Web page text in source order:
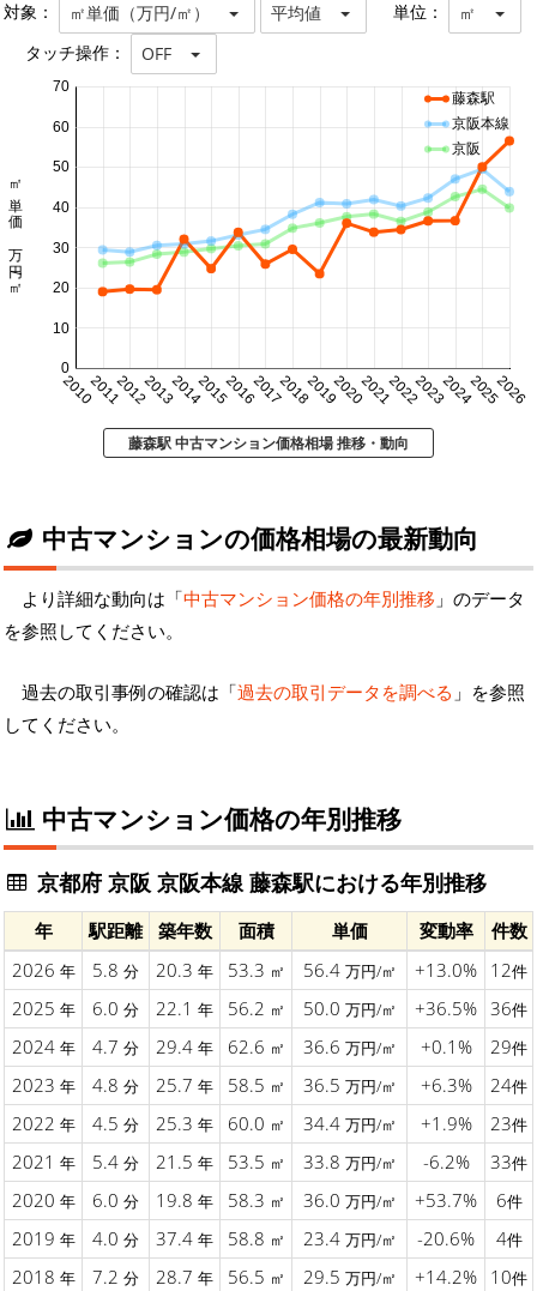
対象： ㎡単価（万円/㎡） 平均値 単位： ㎡
タッチ操作： OFF
20102011201220132014201520162017201820192020202120222023202420252026
0
10
20
30
40
50
60
70
㎡単価 万円/㎡
藤森駅
京阪本線
京阪
藤森駅 中古マンション価格相場 推移・動向
中古マンションの価格相場の最新動向
より詳細な動向は「中古マンション価格の年別推移 」のデータ
を参照してください。
過去の取引事例の確認は「過去の取引データを調べる 」を参照
してください。
中古マンション価格の年別推移
京都府 京阪 京阪本線 藤森駅における年別推移
年 駅距離 築年数 面積 単価 変動率
件数
2026 年 5.8 分 20.3 年 53.3 ㎡ 56.4 万円/㎡ +13.0% 12件
2025 年 6.0 分 22.1 年 56.2 ㎡ 50.0 万円/㎡ +36.5% 36件
2024 年 4.7 分 29.4 年 62.6 ㎡ 36.6 万円/㎡ +0.1% 29件
2023 年 4.8 分 25.7 年 58.5 ㎡ 36.5 万円/㎡ +6.3% 24件
2022 年 4.5 分 25.3 年 60.0 ㎡ 34.4 万円/㎡ +1.9% 23件
2021 年 5.4 分 21.5 年 53.5 ㎡ 33.8 万円/㎡ -6.2% 33件
2020 年 6.0 分 19.8 年 58.3 ㎡ 36.0 万円/㎡ +53.7% 6件
2019 年 4.0 分 37.4 年 58.8 ㎡ 23.4 万円/㎡ -20.6% 4件
2018 年 7.2 分 28.7 年 56.5 ㎡ 29.5 万円/㎡ +14.2% 10件